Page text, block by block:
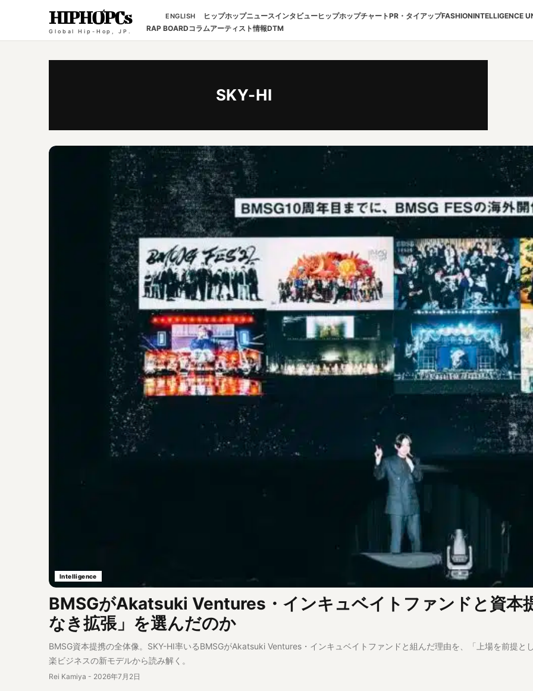
HIPHOPCs
Global Hip-Hop, JP.
ENGLISH ヒップホップニュースインタビューヒップホップチャートPR・タイアップFASHIONINTELLIGENCE
RAP BOARDコラムアーティスト情報DTM
SKY-HI
Intelligence
BMSGがAkatsuki Ventures・インキュベイトファンドと資本
なき拡張」を選んだのか
BMSG資本提携の全体像。SKY-HI率いるBMSGがAkatsuki Ventures・インキュベイトファンドと組んだ理由を、「上場を前提
楽ビジネスの新モデルから読み解く。
Rei Kamiya - 2026年7月2日